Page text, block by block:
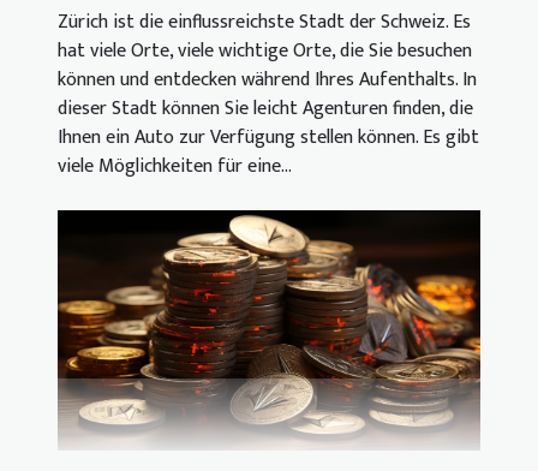
Zürich ist die einflussreichste Stadt der Schweiz. Es
hat viele Orte, viele wichtige Orte, die Sie besuchen
können und entdecken während Ihres Aufenthalts. In
dieser Stadt können Sie leicht Agenturen finden, die
Ihnen ein Auto zur Verfügung stellen können. Es gibt
viele Möglichkeiten für eine...